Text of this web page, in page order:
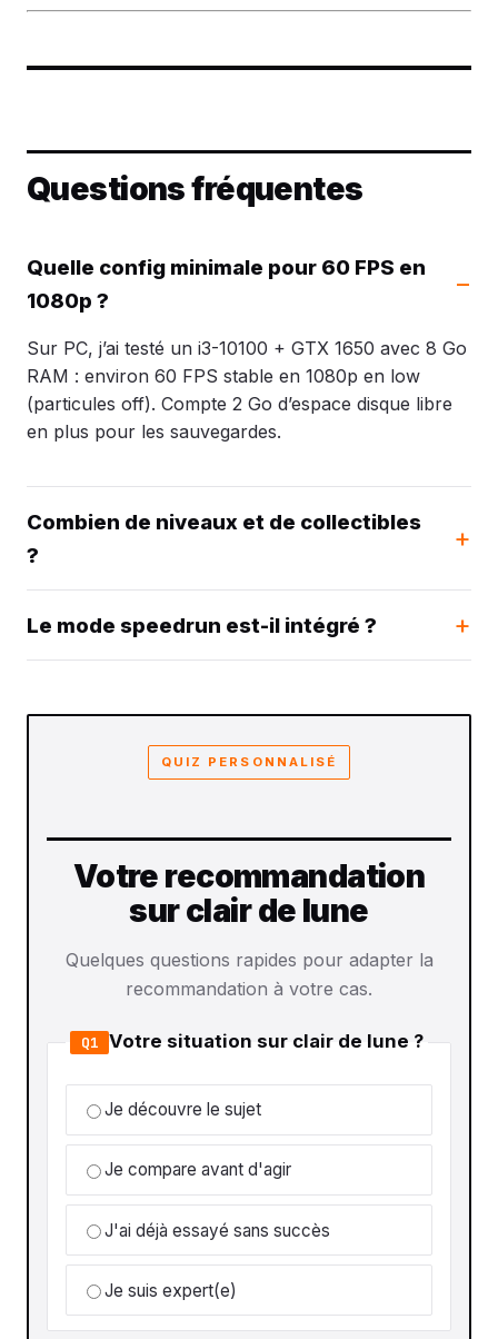
Questions fréquentes
Quelle config minimale pour 60 FPS en
1080p ?
Sur PC, j’ai testé un i3-10100 + GTX 1650 avec 8 Go
RAM : environ 60 FPS stable en 1080p en low
(particules off). Compte 2 Go d’espace disque libre
en plus pour les sauvegardes.
Combien de niveaux et de collectibles
?
Le mode speedrun est-il intégré ?
QUIZ PERSONNALISÉ
Votre recommandation
sur clair de lune
Quelques questions rapides pour adapter la
recommandation à votre cas.
Q1 Votre situation sur clair de lune ?
Je découvre le sujet
Je compare avant d'agir
J'ai déjà essayé sans succès
Je suis expert(e)